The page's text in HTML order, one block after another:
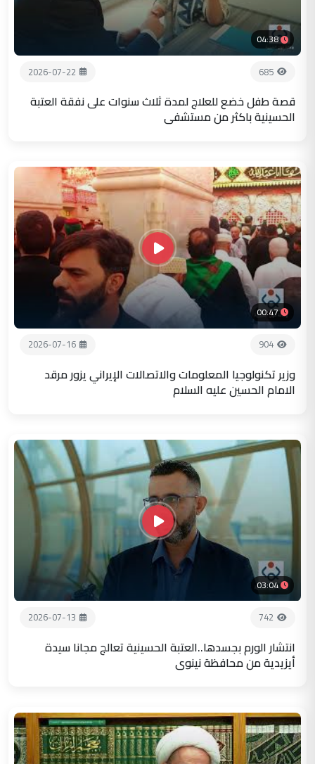
04:38
685
2026-07-22
قصة طفل خضع للعلاج لمدة ثلاث سنوات على نفقة العتبة
الحسينية باكثر من مستشفى
00:47
904
2026-07-16
وزير تكنولوجيا المعلومات والاتصالات الإيراني يزور مرقد
الامام الحسين عليه السلام
03:04
742
2026-07-13
انتشار الورم بجسدها..العتبة الحسينية تعالج مجانا سيدة
أيزيدية من محافظة نينوى